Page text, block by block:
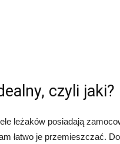
czyli jaki?
leżaków posiadają
łatwo je przemieszczać.